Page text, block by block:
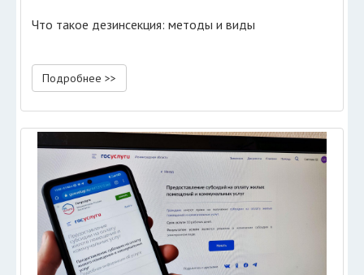
Что такое дезинсекция: методы и виды
Подробнее >>